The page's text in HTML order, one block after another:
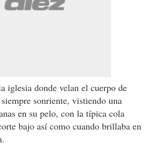
iglesia donde velan el cuerpo de
sonriente, vistiendo una
en su pelo, con la típica cola
bajo así como cuando brillaba en